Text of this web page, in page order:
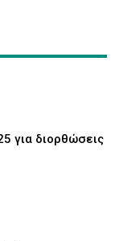
για διορθώσεις